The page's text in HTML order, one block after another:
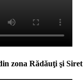
zona Rădăuţi şi Siret